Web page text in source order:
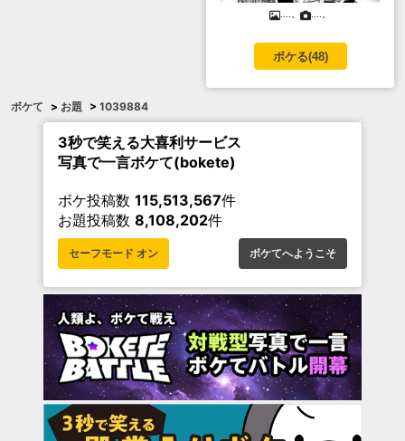
ボケる(48)
ボケて > お題 > 1039884
3秒で笑える大喜利サービス
写真で一言ボケて(bokete)
ボケ投稿数 115,513,567件
お題投稿数 8,108,202件
セーフモード オン ボケてへようこそ